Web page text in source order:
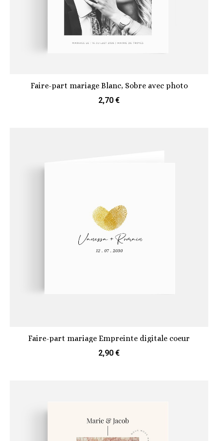
Faire-part mariage Blanc, Sobre avec photo
2,70 €
Faire-part mariage Empreinte digitale coeur
2,90 €